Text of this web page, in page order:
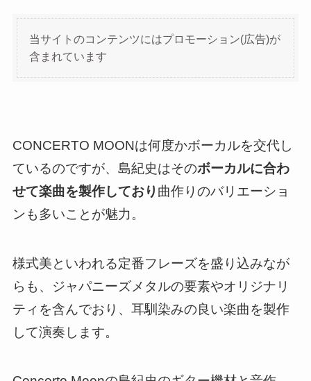
当サイトのコンテンツにはプロモーション(広告)が
含まれています
CONCERTO MOONは何度かボーカルを交代し
ているのですが、島紀史はそのボーカルに合わ
せて楽曲を製作しており 曲作りのバリエーショ
ンも多いことが魅力。
様式美といわれる定番フレーズを盛り込みなが
らも、ジャパニーズメタルの要素やオリジナリ
ティを含んでおり、耳馴染みの良い楽曲を製作
して演奏します。